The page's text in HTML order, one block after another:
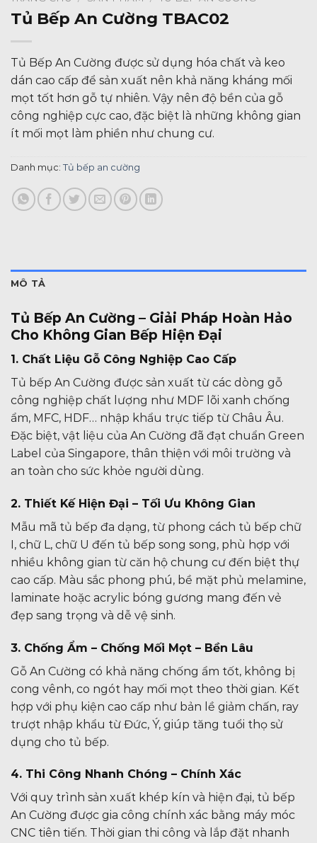
Tủ Bếp An Cường TBAC02
Tủ Bếp An Cường được sử dụng hóa chất và keo
dán cao cấp để sản xuất nên khả năng kháng mối
mọt tốt hơn gỗ tự nhiên. Vậy nên độ bền của gỗ
công nghiệp cực cao, đặc biệt là những không gian
ít mối mọt làm phiền như chung cư.
Danh mục: Tủ bếp an cường
MÔ TẢ
Tủ Bếp An Cường – Giải Pháp Hoàn Hảo
Cho Không Gian Bếp Hiện Đại
1. Chất Liệu Gỗ Công Nghiệp Cao Cấp
Tủ bếp An Cường được sản xuất từ các dòng gỗ
công nghiệp chất lượng như MDF lõi xanh chống
ẩm, MFC, HDF… nhập khẩu trực tiếp từ Châu Âu.
Đặc biệt, vật liệu của An Cường đã đạt chuẩn Green
Label của Singapore, thân thiện với môi trường và
an toàn cho sức khỏe người dùng.
2. Thiết Kế Hiện Đại – Tối Ưu Không Gian
Mẫu mã tủ bếp đa dạng, từ phong cách tủ bếp chữ
I, chữ L, chữ U đến tủ bếp song song, phù hợp với
nhiều không gian từ căn hộ chung cư đến biệt thự
cao cấp. Màu sắc phong phú, bề mặt phủ melamine,
laminate hoặc acrylic bóng gương mang đến vẻ
đẹp sang trọng và dễ vệ sinh.
3. Chống Ẩm – Chống Mối Mọt – Bền Lâu
Gỗ An Cường có khả năng chống ẩm tốt, không bị
cong vênh, co ngót hay mối mọt theo thời gian. Kết
hợp với phụ kiện cao cấp như bản lề giảm chấn, ray
trượt nhập khẩu từ Đức, Ý, giúp tăng tuổi thọ sử
dụng cho tủ bếp.
4. Thi Công Nhanh Chóng – Chính Xác
Với quy trình sản xuất khép kín và hiện đại, tủ bếp
An Cường được gia công chính xác bằng máy móc
CNC tiên tiến. Thời gian thi công và lắp đặt nhanh